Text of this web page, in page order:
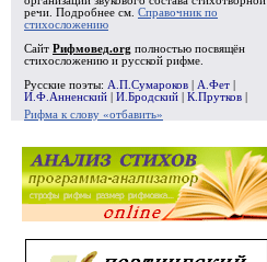
речи. Подробнее см. Справочник по
стихосложению
Сайт Рифмовед.org полностью посвящён
стихосложению и русской рифме.
Русские поэты: А.П.Сумароков А.Фет
И.Ф.Анненский
И.Бродский К.Прутков
Рифма к слову «отбавить»